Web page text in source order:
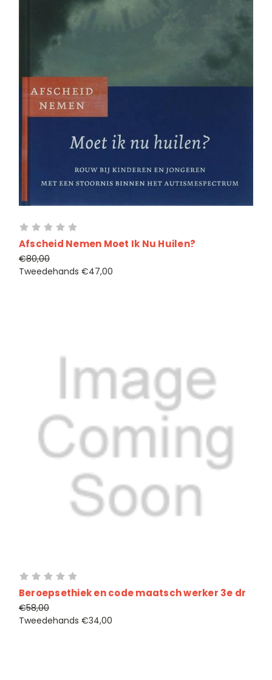
Afscheid Nemen Moet Ik Nu Huilen?
€80,00
Tweedehands €47,00
Beroepsethiek en code maatsch werker 3e dr
€58,00
Tweedehands €34,00